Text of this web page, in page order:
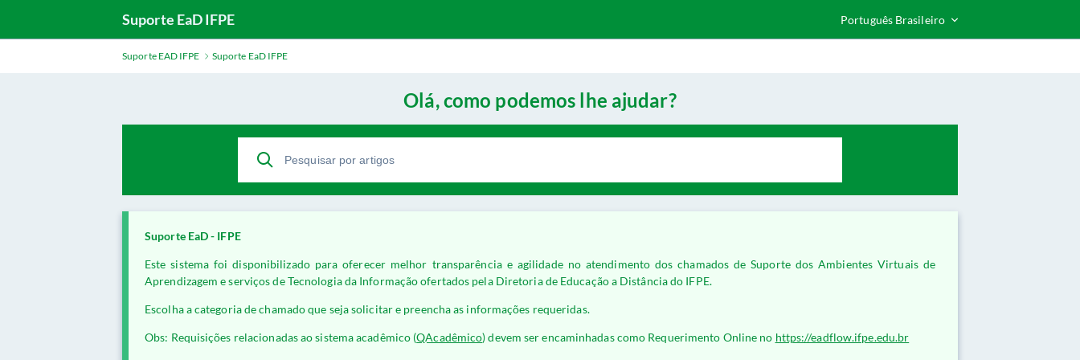
Suporte EaD IFPE Português Brasileiro
Suporte EAD IFPE Suporte EaD IFPE
Olá, como podemos lhe ajudar?
Suporte EaD - IFPE
Este sistema foi disponibilizado para oferecer melhor transparência e agilidade no atendimento dos chamados de Suporte dos Ambientes Virtuais de
Aprendizagem e serviços de Tecnologia da Informação ofertados pela Diretoria de Educação a Distância do IFPE.
Escolha a categoria de chamado que seja solicitar e preencha as informações requeridas.
Obs: Requisições relacionadas ao sistema acadêmico (QAcadêmico) devem ser encaminhadas como Requerimento Online no https://eadflow.ifpe.edu.br